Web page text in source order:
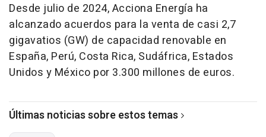
Desde julio de 2024, Acciona Energía ha
alcanzado acuerdos para la venta de casi 2,7
gigavatios (GW) de capacidad renovable en
España, Perú, Costa Rica, Sudáfrica, Estados
Unidos y México por 3.300 millones de euros.
Últimas noticias sobre estos temas